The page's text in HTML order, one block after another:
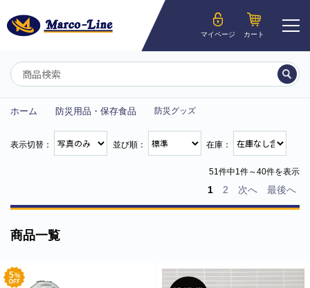
マイページ カート
ホーム 防災用品・保存食品 防災グッズ
表示切替： 並び順： 在庫：
51件中1件～40件を表示
1 2 次へ 最後へ
商品一覧
ようこそ__MEMBER_LASTNAME__様
マイページ